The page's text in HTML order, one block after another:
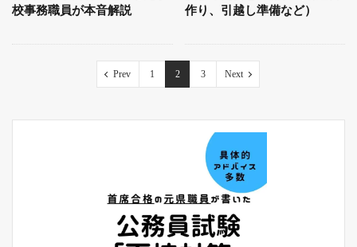
校事務職員が本音解説
作り、引越し準備など）
Prev 1 2 3 Next